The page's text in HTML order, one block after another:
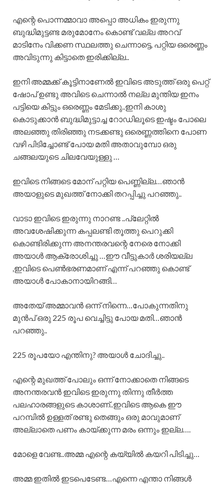
എന്റെ പൊന്നമ്മാവാ അപ്പൊ അധികം ഇരുന്നു
ബുദ്ധിമുട്ടണ്ട മരുമോനേം കൊണ്ട് വല്ല അറവ്
മാടിനേം വിക്കണ സ്ഥലത്തു ചെന്നാട്ടെ, പറ്റിയ ഒരെണ്ണം
അവിടുന്നു കിട്ടാതെ ഇരിക്കില്ല..
ഇനി അമ്മക്ക് കൂട്ടിനാണേൽ ഇവിടെ അടുത്ത് ഒരു പെറ്റ്
ഷോപ് ഉണ്ടു അവിടെ ചെന്നാൽ നല്ല മുന്തിയ ഇനം
പട്ടിയെ കിട്ടും ഒരെണ്ണം മേടിക്കു..ഇനി കാശു
കൊടുക്കാൻ ബുദ്ധിമുട്ടാച്ച റോഡിലൂടെ ഇഷ്ടം പോലെ
അലഞ്ഞു തിരിഞ്ഞു നടക്കണ്ടു ഒരെണ്ണത്തിനെ പോണ
വഴി പിടിച്ചോണ്ട് പോയ മതി അതാവുമ്പോ ഒരു
ചങ്ങലയുടെ ചിലവേയുള്ളു …
ഇവിടെ നിങ്ങടെ മോന് പറ്റിയ പെണ്ണില്ല…ഞാൻ
അയാളുടെ മുഖത്ത് നോക്കി തറപ്പിച്ചു പറഞ്ഞു..
വാടാ ഇവിടെ ഇരുന്നു നാറണ്ട ..പ്ലേറ്റിൽ
അവശേഷിക്കുന്ന കപ്പലണ്ടി തൂത്തു പെറുക്കി
കൊണ്ടിരിക്കുന്ന അനന്തരവന്റെ നേരെ നോക്കി
അയാൾ ആക്രോശിച്ചു …ഈ വീട്ടുകാർ ശരിയല്ല
,ഇവിടെ പെൺഭരണമാണ് എന്ന് പറഞ്ഞു കൊണ്ട്
അയാൾ പോകാനായിറങ്ങി…
അതേയ് അമ്മാവൻ ഒന്ന് നിന്നെ…പോകുന്നതിനു
മുൻപ് ഒരു 225 രൂപ വെച്ചിട്ടു പോയ മതി…ഞാൻ
പറഞ്ഞു..
225 രൂപയോ എന്തിനു? അയാൾ ചോദിച്ചു..
എന്റെ മുഖത്ത് പോലും ഒന്ന് നോക്കാതെ നിങ്ങടെ
അനന്തരവൻ ഇവിടെ ഇരുന്നു തിന്നു തീർത്ത
പലഹാരങ്ങളുടെ കാശാണ്..ഇവിടെ ആകെ ഈ
പറമ്പിൽ ഉള്ളത് രണ്ടു തെങ്ങും ഒരു മാവുമാണ്
അല്ലാതെ പണം കായ്ക്കുന്ന മരം ഒന്നും ഇല്ല….
മോളെ വേണ്ട..അമ്മ എന്റെ കയ്യിൽ കയറി പിടിച്ചു…
അമ്മ ഇതിൽ ഇടപെടേണ്ട…എന്നെ എന്താ നിങ്ങൾ